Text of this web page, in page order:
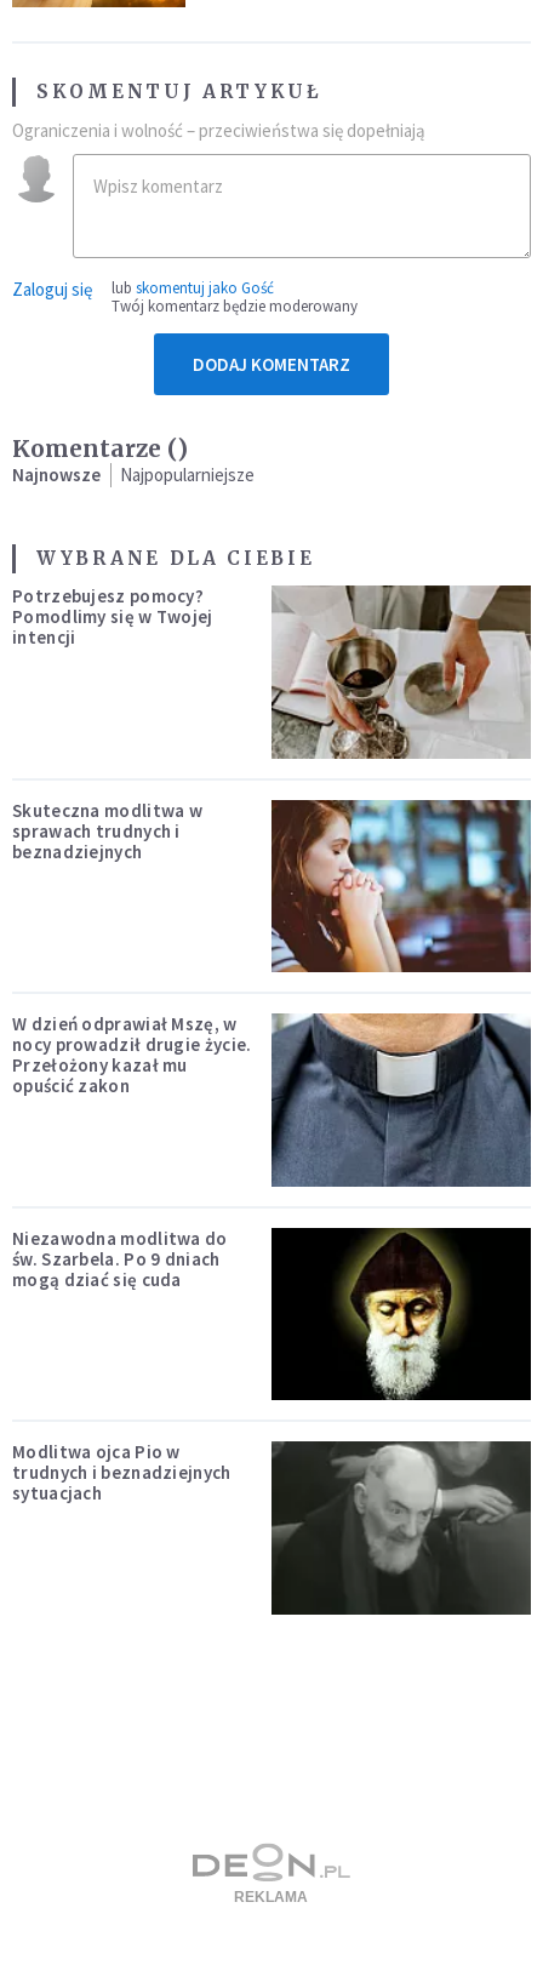
SKOMENTUJ ARTYKUŁ
Ograniczenia i wolność – przeciwieństwa się dopełniają
Zaloguj się lub skomentuj jako Gość
Twój komentarz będzie moderowany
DODAJ KOMENTARZ
Komentarze ()
Najnowsze Najpopularniejsze
WYBRANE DLA CIEBIE
Potrzebujesz pomocy?
Pomodlimy się w Twojej
intencji
Skuteczna modlitwa w
sprawach trudnych i
beznadziejnych
W dzień odprawiał Mszę, w
nocy prowadził drugie życie.
Przełożony kazał mu
opuścić zakon
Niezawodna modlitwa do
św. Szarbela. Po 9 dniach
mogą dziać się cuda
Modlitwa ojca Pio w
trudnych i beznadziejnych
sytuacjach